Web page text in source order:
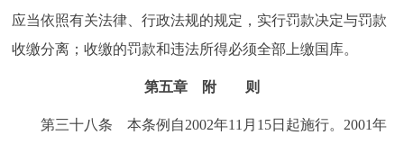
应当依照有关法律、行政法规的规定，实行罚款决定与罚款
收缴分离；收缴的罚款和违法所得必须全部上缴国库。
第五章 附 则
第三十八条 本条例自2002年11月15日起施行。2001年